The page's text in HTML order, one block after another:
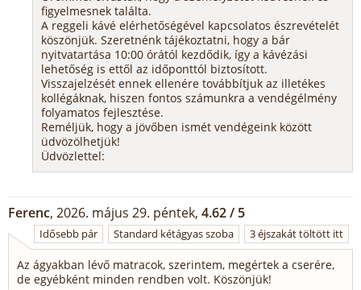
figyelmesnek találta.
A reggeli kávé elérhetőségével kapcsolatos észrevételét
köszönjük. Szeretnénk tájékoztatni, hogy a bár
nyitvatartása 10:00 órától kezdődik, így a kávézási
lehetőség is ettől az időponttól biztosított.
Visszajelzését ennek ellenére továbbítjuk az illetékes
kollégáknak, hiszen fontos számunkra a vendégélmény
folyamatos fejlesztése.
Reméljük, hogy a jövőben ismét vendégeink között
üdvözölhetjük!
Üdvözlettel:
Ferenc, 2026. május 29. péntek, 4.62 / 5
Idősebb pár Standard kétágyas szoba 3 éjszakát töltött itt
Az ágyakban lévő matracok, szerintem, megértek a cserére,
de egyébként minden rendben volt. Köszönjük!